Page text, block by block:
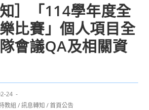
知］「114學年度全
比賽」個人項目全
會議QA及相關資
24
教組 / 訊息轉知 / 首頁公告